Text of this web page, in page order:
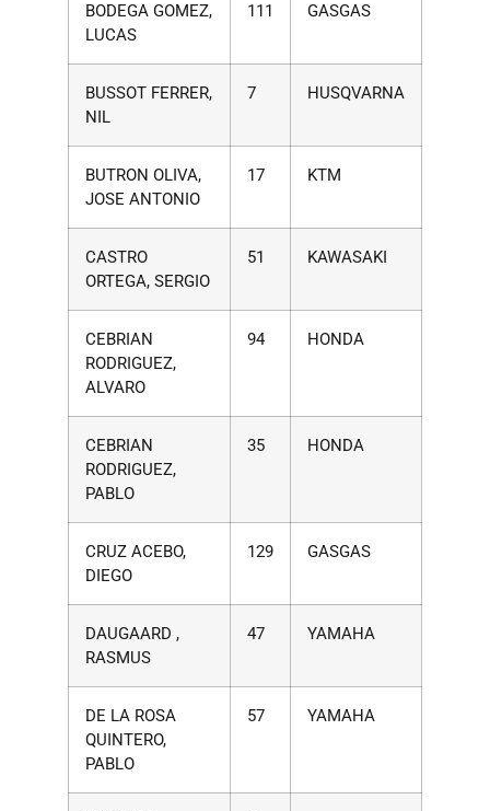
BODEGA GOMEZ,
LUCAS
111 GASGAS
BUSSOT FERRER,
NIL
7 HUSQVARNA
BUTRON OLIVA,
JOSE ANTONIO
17 KTM
CASTRO
ORTEGA, SERGIO
51 KAWASAKI
CEBRIAN
RODRIGUEZ,
ALVARO
94 HONDA
CEBRIAN
RODRIGUEZ,
PABLO
35 HONDA
CRUZ ACEBO,
DIEGO
129 GASGAS
DAUGAARD ,
RASMUS
47 YAMAHA
DE LA ROSA
QUINTERO,
PABLO
57 YAMAHA